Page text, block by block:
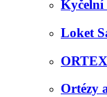
Kyčelní
Loket
Ortézy